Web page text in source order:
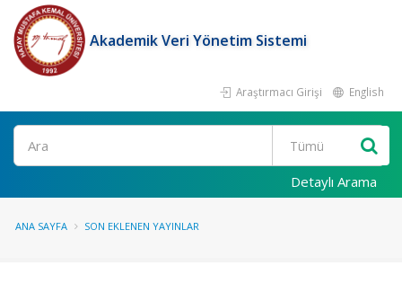
Akademik Veri Yönetim Sistemi
Araştırmacı Girişi English
Ara
Detaylı Arama
ANA SAYFA SON EKLENEN YAYINLAR